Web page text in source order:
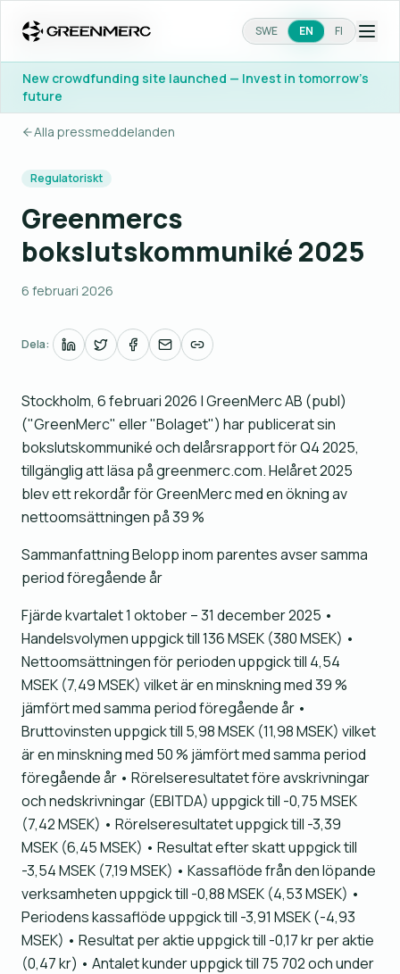
SWE EN FI
New crowdfunding site launched — Invest in tomorrow's
future
Alla pressmeddelanden
Regulatoriskt
Greenmercs
bokslutskommuniké 2025
6 februari 2026
Dela:
Stockholm, 6 februari 2026 | GreenMerc AB (publ)
("GreenMerc" eller "Bolaget") har publicerat sin
bokslutskommuniké och delårsrapport för Q4 2025,
tillgänglig att läsa på greenmerc.com. Helåret 2025
blev ett rekordår för GreenMerc med en ökning av
nettoomsättningen på 39 %
Sammanfattning Belopp inom parentes avser samma
period föregående år
Fjärde kvartalet 1 oktober – 31 december 2025 •
Handelsvolymen uppgick till 136 MSEK (380 MSEK) •
Nettoomsättningen för perioden uppgick till 4,54
MSEK (7,49 MSEK) vilket är en minskning med 39 %
jämfört med samma period föregående år •
Bruttovinsten uppgick till 5,98 MSEK (11,98 MSEK) vilket
är en minskning med 50 % jämfört med samma period
föregående år • Rörelseresultatet före avskrivningar
och nedskrivningar (EBITDA) uppgick till -0,75 MSEK
(7,42 MSEK) • Rörelseresultatet uppgick till -3,39
MSEK (6,45 MSEK) • Resultat efter skatt uppgick till
-3,54 MSEK (7,19 MSEK) • Kassaflöde från den löpande
verksamheten uppgick till -0,88 MSEK (4,53 MSEK) •
Periodens kassaflöde uppgick till -3,91 MSEK (-4,93
MSEK) • Resultat per aktie uppgick till -0,17 kr per aktie
(0,47 kr) • Antalet kunder uppgick till 75 702 och under
SWE EN FI
New crowdfunding site launched — Invest in tomorrow's
future